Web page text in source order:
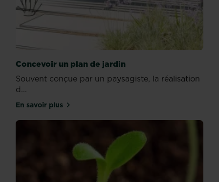
Concevoir un plan de jardin
Souvent conçue par un paysagiste, la réalisation
d...
En savoir plussur Concevoir un plan de jardin